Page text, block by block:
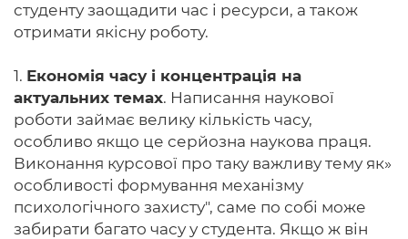
студенту заощадити час і ресурси, а також
отримати якісну роботу.
1. Економія часу і концентрація на
актуальних темах. Написання наукової
роботи займає велику кількість часу,
особливо якщо це серйозна наукова праця.
Виконання курсової про таку важливу тему як»
особливості формування механізму
психологічного захисту", саме по собі може
забирати багато часу у студента. Якщо ж він